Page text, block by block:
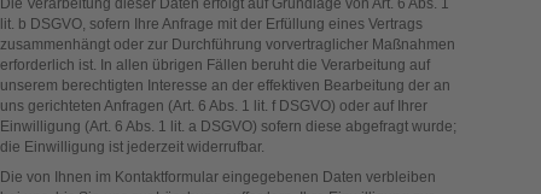
Die Verarbeitung dieser Daten erfolgt auf Grundlage von Art. 6 Abs. 1
lit. b DSGVO, sofern Ihre Anfrage mit der Erfüllung eines Vertrags
zusammenhängt oder zur Durchführung vorvertraglicher Maßnahmen
erforderlich ist. In allen übrigen Fällen beruht die Verarbeitung auf
unserem berechtigten Interesse an der effektiven Bearbeitung der an
uns gerichteten Anfragen (Art. 6 Abs. 1 lit. f DSGVO) oder auf Ihrer
Einwilligung (Art. 6 Abs. 1 lit. a DSGVO) sofern diese abgefragt wurde;
die Einwilligung ist jederzeit widerrufbar.
Die von Ihnen im Kontaktformular eingegebenen Daten verbleiben